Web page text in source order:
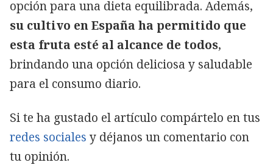
opción para una dieta equilibrada. Además,
su cultivo en España ha permitido que
esta fruta esté al alcance de todos,
brindando una opción deliciosa y saludable
para el consumo diario.
Si te ha gustado el artículo compártelo en tus
redes sociales y déjanos un comentario con
tu opinión.